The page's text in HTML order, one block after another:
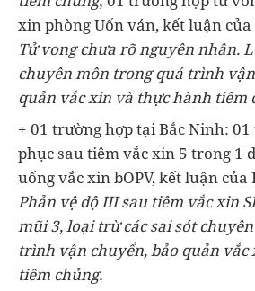
xin phòng Uốn ván, kết luận
Tử vong chưa rõ nguyên nhân.
chuyên môn trong quá trình
quản vắc xin và thực hành tiêm
+ 01 trường hợp tại Bắc Ninh:
phục sau tiêm vắc xin 5 trong 1
uống vắc xin bOPV, kết luận
Phản vệ độ III sau tiêm vắc xin
mũi 3, loại trừ các sai sót
trình vận chuyển, bảo quản
tiêm chủng.